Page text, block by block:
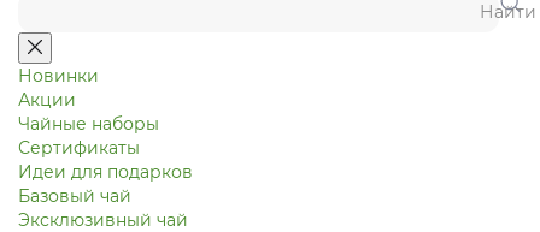
Найти
Новинки
Акции
Чайные наборы
Сертификаты
Идеи для подарков
Базовый чай
Эксклюзивный чай